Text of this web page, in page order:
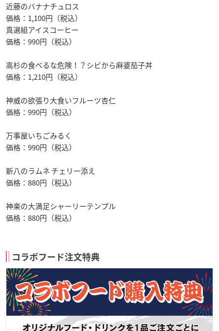
近藤のバナナチュロス
価格：1,100円（税込）
真選組アイスコーヒー
価格：990円（税込）
高杉の食べるな危険！？シビから麻婆茄子丼
価格：1,210円（税込）
神威の欲張り大食いフルーツ杏仁
価格：990円（税込）
万事屋いちごみるく
価格：990円（税込）
新八のラムネ チェリー添え
価格：880円（税込）
神楽の大満足シャーリーテンプル
価格：880円（税込）
コラボフード注文特典